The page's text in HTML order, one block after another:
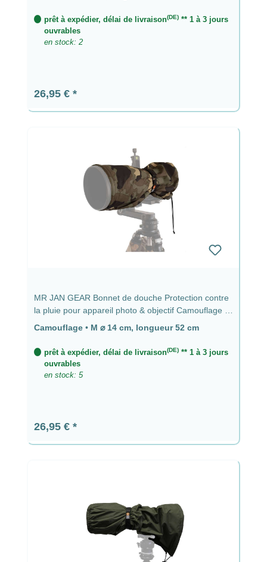
prêt à expédier, délai de livraison(DE)** 1 à 3 jours
ouvrables
en stock: 2
Prix régulier :
26,95 €
MR JAN GEAR Bonnet de douche Protection contre
la pluie pour appareil photo & objectif Camouflage -
⌀ 14 cm, longueur 52 cm
Camouflage • M ⌀ 14 cm, longueur 52 cm
prêt à expédier, délai de livraison(DE)** 1 à 3 jours
ouvrables
en stock: 5
Prix régulier :
26,95 €